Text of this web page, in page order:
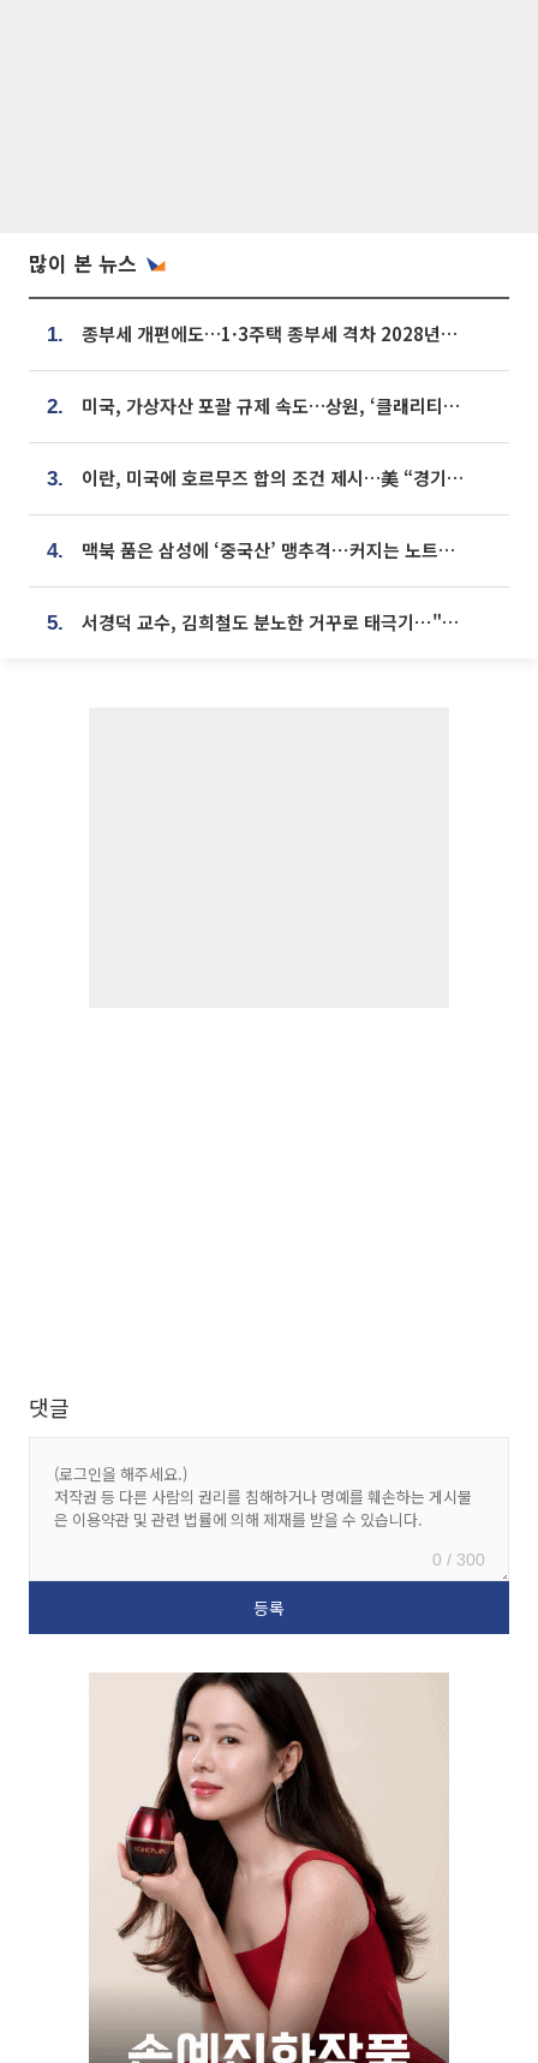
많이 본 뉴스
1. 종부세 개편에도…1·3주택 종부세 격차 2028년부터 확대
2. 미국, 가상자산 포괄 규제 속도…상원, ‘클래리티법’ 9월 절차투표 추진
3. 이란, 미국에 호르무즈 합의 조건 제시…美 “경기 아직 안 끝나” [종합]
4. 맥북 품은 삼성에 ‘중국산’ 맹추격⋯커지는 노트북 OLED 시장
5. 서경덕 교수, 김희철도 분노한 거꾸로 태극기⋯"엉터리는 아냐, 아쉬울 뿐"
댓글
0 / 300